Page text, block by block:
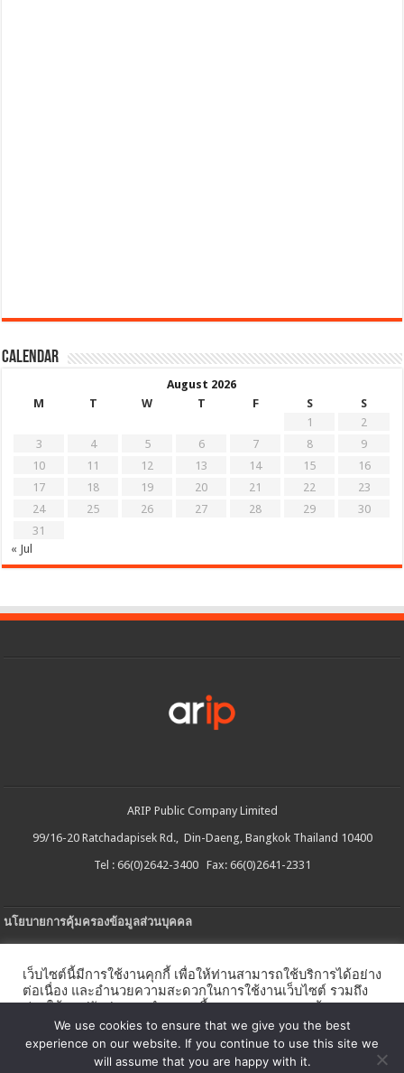
Calendar
August 2026
M
T W T F S
S
1
2
3
4 5 6 7 8
9
10
11 12 13 14 15
16
17
18 19 20 21 22
23
24
25 26 27 28 29
30
31
« Jul
ARIP Public Company Limited
99/16-20 Ratchadapisek Rd., Din-Daeng, Bangkok Thailand 10400
Tel : 66(0)2642-3400 Fax: 66(0)2641-2331
นโยบายการคุ้มครองข้อมูลส่วนบุคคล
นโยบายการใช้คกกี้
นโยบายความปลอดภัยของข้อมูลสารสนเทศ
เว็บไซต์นี้มีการใช้งานคุกกี้ เพื่อให้ท่านสามารถใช้บริการได้อย่าง
ต่อเนื่อง และอำนวยความสะดวกในการใช้งานเว็บไซต์ รวมถึง
ช่วยให้เราปรับปรุงการนำเสนอเนื้อหาตรงตามความต้องการ
ของท่าน โดยสามารถศึกษารายละเอียดเพิ่มเติมได้ใน นโยบาย
คุกกี้
We use cookies to ensure that we give you the best
experience on our website. If you continue to use this site we
will assume that you are happy with it.